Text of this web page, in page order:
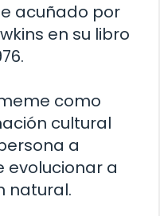
acuñado por
en su libro
como
cultural
a
evolucionar a
natural.